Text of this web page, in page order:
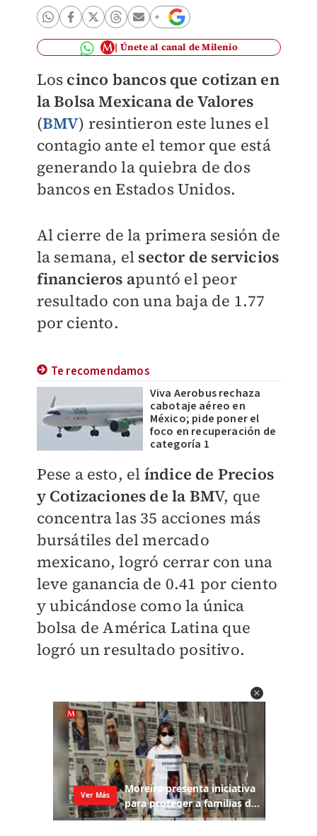
Únete al canal de Milenio
Los cinco bancos que cotizan en
la Bolsa Mexicana de Valores
(BMV) resintieron este lunes el
contagio ante el temor que está
generando la quiebra de dos
bancos en Estados Unidos.
Al cierre de la primera sesión de
la semana, el sector de servicios
financieros apuntó el peor
resultado con una baja de 1.77
por ciento.
Te recomendamos
Viva Aerobus rechaza
cabotaje aéreo en
México; pide poner el
foco en recuperación de
categoría 1
Pese a esto, el índice de Precios
y Cotizaciones de la BMV, que
concentra las 35 acciones más
bursátiles del mercado
mexicano, logró cerrar con una
leve ganancia de 0.41 por ciento
y ubicándose como la única
bolsa de América Latina que
logró un resultado positivo.